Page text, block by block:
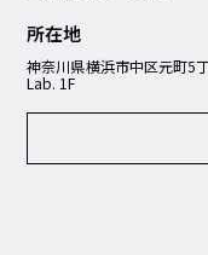
所在地
神奈川県横浜市中区元町5
Lab. 1F